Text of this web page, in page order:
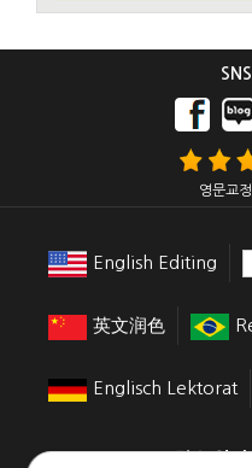
영문교
English Editing
英文润色
Englisch Lektorat